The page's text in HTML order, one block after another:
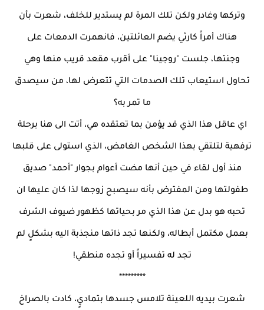
وتركها وغادر ولكن تلك المرة لم يستدير للخلف، شعرت بأن
هناك أمراً كارثي يضم العائلتين، فانهمرت الدمعات على
وجنتها، جلست "روجينا" على أقرب مقعد قريب منها وهي
تحاول استيعاب تلك الصدمات التي تتعرض لها، من سيصدق
ما تمر به؟
اي عاقل هذا الذي قد يؤمن بما تعتقده هي، أتت الى هنا برحلة
ترفهية لتلتقي بهذا الشخص الغامض، الذي استولى على قلبها
منذ أول لقاء في حين أنها مضت أعوام بجوار "أحمد" صديق
طفولتها ومن المفترض بأنه سيصبح زوجها لذا كان عليها ان
تحبه هو بدل عن هذا الذي مر بحياتها كظهور ضيوف الشرف
بعمل مكتمل أبطاله، ولكنها تجد ذاتها منجذبة اليه بشكلٍ لم
تجد له تفسيراً أو تجده منطقي!
*********
شعرت بيديه اللعينة تلامس جسدها بتماديٍ، كادت بالصراخ